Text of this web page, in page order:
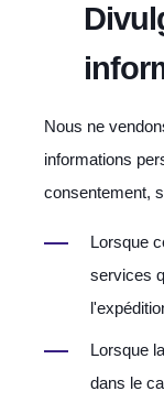
Nous ne
informations
consentement,
Lorsque
services
Lorsque
dans le